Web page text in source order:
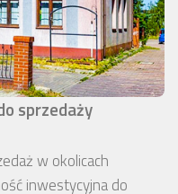
sprzedaży
w okolicach
inwestycyjna do